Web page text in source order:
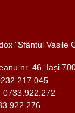
"Sfântul Vasile
nr. 46, Iași